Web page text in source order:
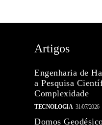
Artigos
Engenharia de
a Pesquisa
Complexidade
TECNOLOGIA 31/07/2026
Domos